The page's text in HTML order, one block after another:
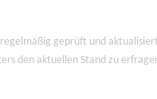
geprüft und
den aktuellen Stand zu